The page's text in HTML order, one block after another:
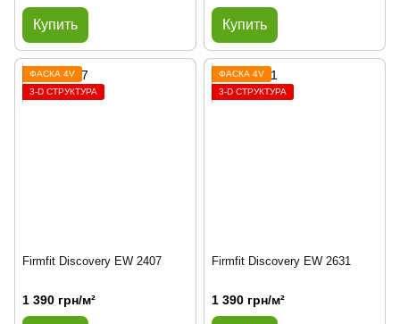
Купить Купить
ФАСКА 4V
3-D СТРУКТУРА
Firmfit Discovery EW 2407
1 390 грн/м²
ФАСКА 4V
3-D СТРУКТУРА
Firmfit Discovery EW 2631
1 390 грн/м²